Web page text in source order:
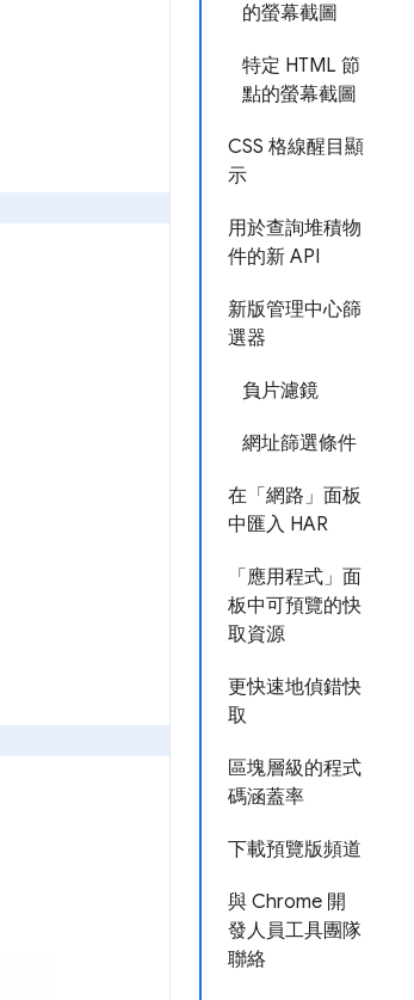
的螢幕截圖
特定 HTML 節
點的螢幕截圖
CSS 格線醒目顯
示
用於查詢堆積物
件的新 API
新版管理中心篩
選器
負片濾鏡
網址篩選條件
在「網路」面板
中匯入 HAR
「應用程式」面
板中可預覽的快
取資源
更快速地偵錯快
取
區塊層級的程式
碼涵蓋率
下載預覽版頻道
與 Chrome 開
發人員工具團隊
聯絡